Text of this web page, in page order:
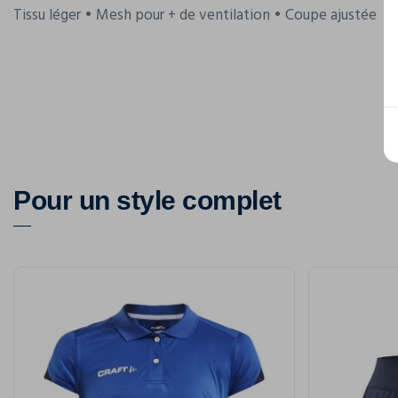
Tissu léger • Mesh pour + de ventilation • Coupe ajustée
Pour un style complet